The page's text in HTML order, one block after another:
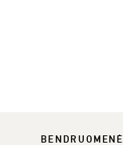
BENDRUOMENĖ